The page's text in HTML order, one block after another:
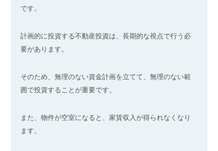
です。
計画的に投資する不動産投資は、長期的な視点で行う必
要があります。
そのため、無理のない資金計画を立てて、無理のない範
囲で投資することが重要です。
また、物件が空室になると、家賃収入が得られなくなり
ます。